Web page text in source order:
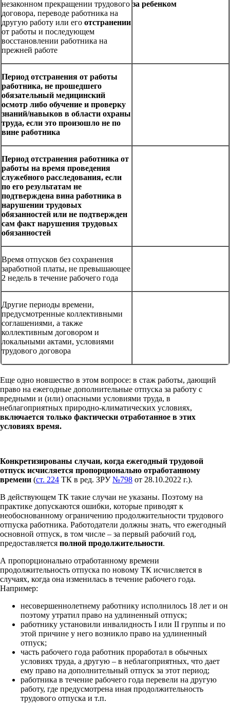
незаконном прекращении трудового
договора, переводе работника на
другую работу или его отстранении
от работы и последующем
восстановлении работника на
прежней работе
за ребенком
Период отстранения от работы
работника, не прошедшего
обязательный медицинский
осмотр либо обучение и проверку
знаний/навыков в области охраны
труда, если это произошло не по
вине работника
Период отстранения работника от
работы на время проведения
служебного расследования, если
по его результатам не
подтверждена вина работника в
нарушении трудовых
обязанностей или не подтвержден
сам факт нарушения трудовых
обязанностей
Время отпусков без сохранения
заработной платы, не превышающее
2 недель в течение рабочего года
Другие периоды времени,
предусмотренные коллективными
соглашениями, а также
коллективным договором и
локальными актами, условиями
трудового договора
Еще одно новшество в этом вопросе: в стаж работы, дающий
право на ежегодные дополнительные отпуска за работу с
вредными и (или) опасными условиями труда, в
неблагоприятных природно-климатических условиях,
включается только фактически отработанное в этих
условиях время.
Конкретизированы случаи, когда ежегодный трудовой
отпуск исчисляется пропорционально отработанному
времени (ст. 224 ТК в ред. ЗРУ№798 от 28.10.2022 г.).
В действующем ТК такие случаи не указаны. Поэтому на
практике допускаются ошибки, которые приводят к
необоснованному ограничению продолжительности трудового
отпуска работника. Работодатели должны знать, что ежегодный
основной отпуск, в том числе – за первый рабочий год,
предоставляется полной продолжительности.
А пропорционально отработанному времени
продолжительность отпуска по новому ТК исчисляется в
случаях, когда она изменилась в течение рабочего года.
Например:
несовершеннолетнему работнику исполнилось 18 лет и он
поэтому утратил право на удлиненный отпуск;
работнику установили инвалидность I или II группы и по
этой причине у него возникло право на удлиненный
отпуск;
часть рабочего года работник проработал в обычных
условиях труда, а другую – в неблагоприятных, что дает
ему право на дополнительный отпуск за этот период;
работника в течение рабочего года перевели на другую
работу, где предусмотрена иная продолжительность
трудового отпуска и т.п.